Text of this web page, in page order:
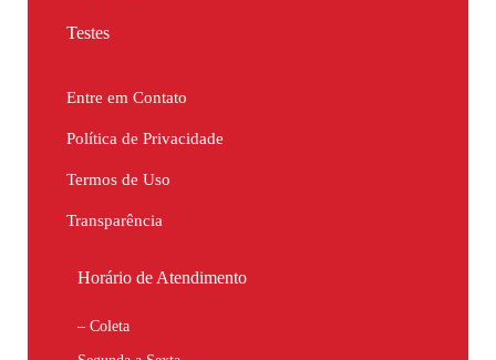
Testes
Entre em Contato
Política de Privacidade
Termos de Uso
Transparência
Horário de Atendimento
– Coleta